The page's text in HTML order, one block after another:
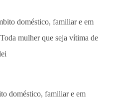
doméstico, familiar e em